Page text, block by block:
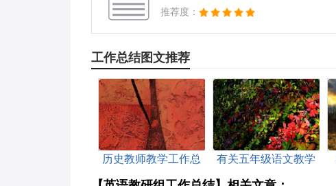
推荐度：
工作总结图文推荐
历史教师教学工作总
有关五年级语文教学